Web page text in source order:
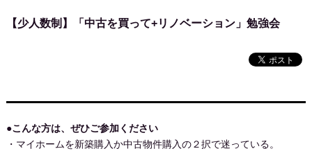
【少人数制】「中古を買って+リノベーション」勉強会
●こんな方は、ぜひご参加ください
・マイホームを新築購入か中古物件購入の２択で迷っている。